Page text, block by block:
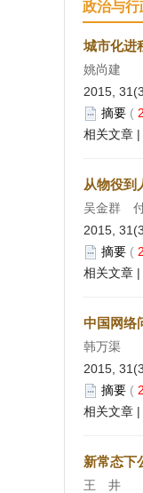
政治与行
城市化进
姚尚建
2015,
摘要 (
相关文章 |
从物役到
吴金群
2015,
摘要 (
相关文章 |
中国网络
韩万渠
2015,
摘要 (
相关文章 |
新常态下
王 井